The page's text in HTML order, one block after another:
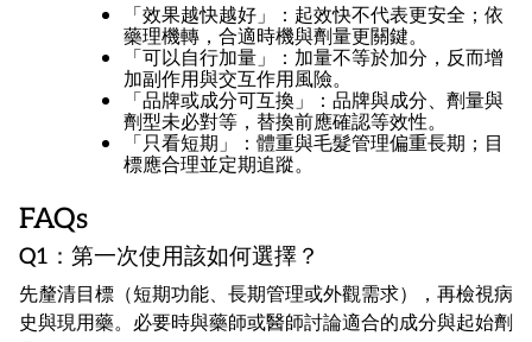
「效果越快越好」：起效快不代表更安全；依
藥理機轉，合適時機與劑量更關鍵。
「可以自行加量」：加量不等於加分，反而增
加副作用與交互作用風險。
「品牌或成分可互換」：品牌與成分、劑量與
劑型未必對等，替換前應確認等效性。
「只看短期」：體重與毛髮管理偏重長期；目
標應合理並定期追蹤。
FAQs
Q1：第一次使用該如何選擇？
先釐清目標（短期功能、長期管理或外觀需求），再檢視病
史與現用藥。必要時與藥師或醫師討論適合的成分與起始劑